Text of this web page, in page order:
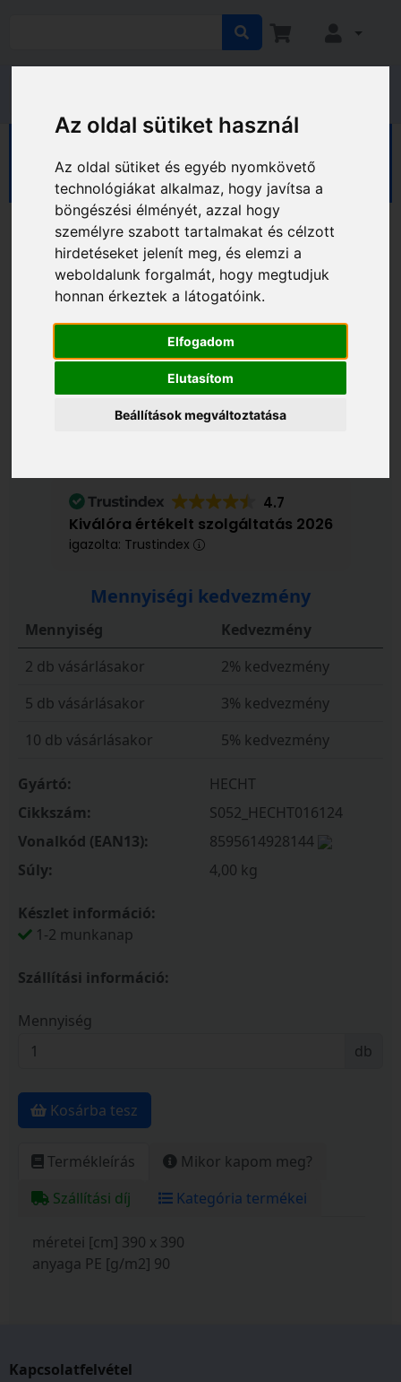
Az oldal sütiket használ
Az oldal sütiket és egyéb nyomkövető
technológiákat alkalmaz, hogy javítsa a
böngészési élményét, azzal hogy
személyre szabott tartalmakat és célzott
hirdetéseket jelenít meg, és elemzi a
weboldalunk forgalmát, hogy megtudjuk
honnan érkeztek a látogatóink.
Elfogadom
Elutasítom
Beállítások megváltoztatása
Medence és tartozékai
HECHT MEDENCE ALÁTÉTFÓLIA
HECHT016124
4.7
Kiválóra értékelt szolgáltatás 2026
igazolta: Trustindex
Mennyiségi kedvezmény
Mennyiség
Kedvezmény
2 db vásárlásakor
2% kedvezmény
5 db vásárlásakor
3% kedvezmény
10 db vásárlásakor
5% kedvezmény
Gyártó:
HECHT
Cikkszám:
S052_HECHT016124
Vonalkód (EAN13):
8595614928144
Súly:
4,00 kg
Készlet információ:
1-2 munkanap
Szállítási információ:
Mennyiség
db
Kosárba tesz
Termékleírás
Mikor kapom meg?
Szállítási díj
Kategória termékei
méretei [cm] 390 x 390
anyaga PE [g/m2] 90
Kapcsolatfelvétel